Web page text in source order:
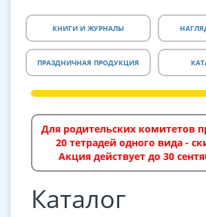
КНИГИ И ЖУРНАЛЫ
ПРАЗДНИЧНАЯ ПРОДУКЦИЯ
Для родительских комитетов
20 тетрадей одного вида -
Акция действует до 30
Каталог